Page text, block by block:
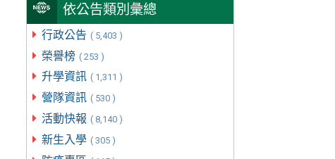
依公告類別彙總
行政公告 ( 5,403 )
榮譽榜 ( 253 )
升學資訊 ( 1,311 )
營隊資訊 ( 530 )
活動快報 ( 8,140 )
新生入學 ( 305 )